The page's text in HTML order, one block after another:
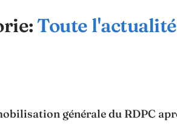
Toute l'actualité
générale du RDPC